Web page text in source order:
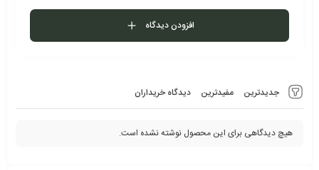
جدیدترین مفیدترین دیدگاه خریداران
هیچ دیدگاهی برای این محصول نوشته نشده است.
افزودن دیدگاه